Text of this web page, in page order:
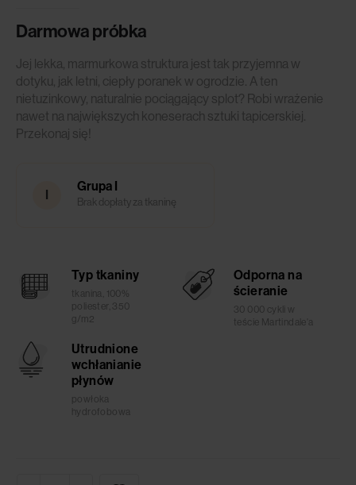
Darmowa próbka
Jej lekka, marmurkowa struktura jest tak przyjemna w
dotyku, jak letni, ciepły poranek w ogrodzie. A ten
nietuzinkowy, naturalnie pociągający splot? Robi wrażenie
nawet na największych koneserach sztuki tapicerskiej.
Przekonaj się!
I
Grupa I
Brak dopłaty za tkaninę
Typ tkaniny
tkanina, 100%
poliester, 350
g/m2
Odporna na
ścieranie
30 000 cykli w
teście Martindale'a
Utrudnione
wchłanianie
płynów
powłoka
hydrofobowa